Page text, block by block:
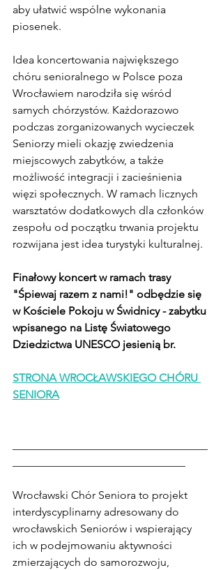
aby ułatwić wspólne wykonania
piosenek.
Idea koncertowania największego
chóru senioralnego w Polsce poza
Wrocławiem narodziła się wśród
samych chórzystów. Każdorazowo
podczas zorganizowanych wycieczek
Seniorzy mieli okazję zwiedzenia
miejscowych zabytków, a także
możliwość integracji i zacieśnienia
więzi społecznych. W ramach licznych
warsztatów dodatkowych dla członków
zespołu od początku trwania projektu
rozwijana jest idea turystyki kulturalnej.
Finałowy koncert w ramach trasy
"Śpiewaj razem z nami!" odbędzie się
w Kościele Pokoju w Świdnicy - zabytku
wpisanego na Listę Światowego
Dziedzictwa UNESCO jesienią br.
STRONA WROCŁAWSKIEGO CHÓRU
SENIORA
Wrocławski Chór Seniora to projekt
interdyscyplinarny adresowany do
wrocławskich Seniorów i wspierający
ich w podejmowaniu aktywności
zmierzających do samorozwoju,